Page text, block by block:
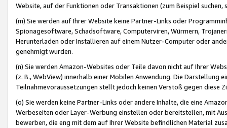
Website, auf der Funktionen oder Transaktionen (zum Beispiel
(m) Sie werden auf Ihrer Website keine Partner-Links oder
Spionagesoftware, Schadsoftware, Computerviren, Würmern,
Herunterladen oder Installieren auf einem Nutzer-Computer oder
genehmigt wurden.
(n) Sie werden Amazon-Websites oder Teile davon nicht auf Ihrer
(z. B., WebView) innerhalb einer Mobilen Anwendung. Die Darstellung
Teilnahmevoraussetzungen stellt jedoch keinen Verstoß gegen diese
(o) Sie werden keine Partner-Links oder andere Inhalte, die eine
Werbeseiten oder Layer-Werbung einstellen oder bereitstellen, mit
bewerben, die eng mit dem auf Ihrer Website befindlichen Material